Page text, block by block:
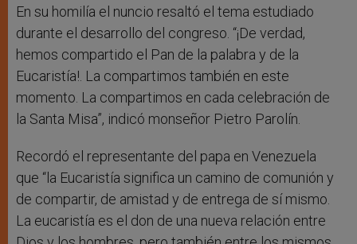
En su homilía el nuncio resaltó el tema estudiado
durante el desarrollo del congreso. “¡De verdad,
hemos compartido el Pan de la palabra y de la
Eucaristía!. La compartimos también en este
momento. La compartimos en cada celebración de
la Santa Misa”, indicó monseñor Pietro Parolín.
Recordó el representante del papa en Venezuela
que “la Eucaristía significa un camino de comunión y
de compartir, de amistad y de entrega de sí mismo.
La eucaristía es el don de una nueva relación entre